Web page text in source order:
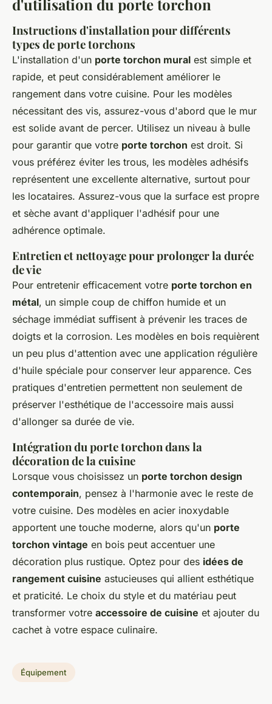
d'utilisation du porte torchon
Instructions d'installation pour différents
types de porte torchons
L'installation d'un porte torchon mural est simple et
rapide, et peut considérablement améliorer le
rangement dans votre cuisine. Pour les modèles
nécessitant des vis, assurez-vous d'abord que le mur
est solide avant de percer. Utilisez un niveau à bulle
pour garantir que votre porte torchon est droit. Si
vous préférez éviter les trous, les modèles adhésifs
représentent une excellente alternative, surtout pour
les locataires. Assurez-vous que la surface est propre
et sèche avant d'appliquer l'adhésif pour une
adhérence optimale.
Entretien et nettoyage pour prolonger la durée
de vie
Pour entretenir efficacement votre porte torchon en
métal, un simple coup de chiffon humide et un
séchage immédiat suffisent à prévenir les traces de
doigts et la corrosion. Les modèles en bois requièrent
un peu plus d'attention avec une application régulière
d'huile spéciale pour conserver leur apparence. Ces
pratiques d'entretien permettent non seulement de
préserver l'esthétique de l'accessoire mais aussi
d'allonger sa durée de vie.
Intégration du porte torchon dans la
décoration de la cuisine
Lorsque vous choisissez un porte torchon design
contemporain, pensez à l'harmonie avec le reste de
votre cuisine. Des modèles en acier inoxydable
apportent une touche moderne, alors qu'un porte
torchon vintage en bois peut accentuer une
décoration plus rustique. Optez pour des idées de
rangement cuisine astucieuses qui allient esthétique
et praticité. Le choix du style et du matériau peut
transformer votre accessoire de cuisine et ajouter du
cachet à votre espace culinaire.
Équipement